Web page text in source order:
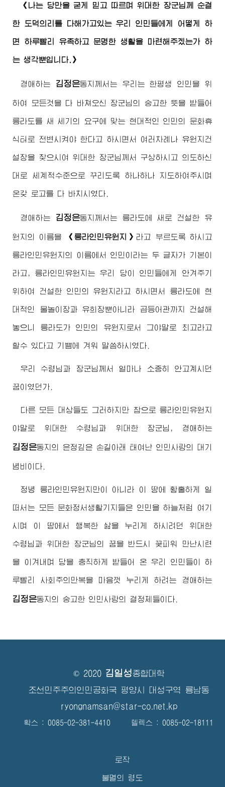
《나는 당만을 굳게 믿고 따르며위대한 장군님 께 순결
한 도덕의리를 다해가고있는 우리 인민들에게 어떻게 하
면 하루빨리 유족하고 문명한 생활을 마련해주겠는가 하
는 생각뿐입니다.》
경애하는 김정은동지 께서는 우리는 한평생 인민을 위
하여 모든것을 다 바쳐오신장군님의 숭고한 뜻을 받들어
릉라도를 새 세기의 요구에 맞는 현대적인 인민의 문화휴
식터로 전변시켜야 한다고 하시면서 여러차례나 유원지건
설장을 찾으시여위대한 장군님께서 구상하시고 의도하신
대로 세계적수준으로 꾸리도록 하나하나 지도하여주시며
온갖 로고를 다 바치시였다.
경애하는 김정은동지 께서는 릉라도에 새로 건설한 유
원지의 이름을 《릉라인민유원지》라고 부르도록 하시고
릉라인민유원지의 이름에서 인민이라는 두 글자가 기본이
라고, 릉라인민유원지는 우리 당이 인민들에게 안겨주기
위하여 건설한 인민의 유원지라고 하시면서 릉라도에 현
대적인 물놀이장과 유희장뿐아니라 곱등어관까지 건설해
놓으니 릉라도가 인민의 유원지로서 그야말로 최고라고
할수 있다고 기쁨에 겨워 말씀하시였다.
우리 수령님 과 장군님께서 얼마나 소중히 안고계시던
꿈이였던가.
다른 모든 대상들도 그러하지만 참으로 릉라인민유원지
야말로 위대한 수령님 과 위대한 장군님 , 경애하는
김정은동지 의 은정깊은 손길아래 태여난 인민사랑의 대기
념비이다.
정녕 릉라인민유원지만이 아니라 이 땅에 황홀하게 일
떠서는 모든 문화정서생활기지들은 인민을 하늘처럼 여기
시며 이 땅에서 행복한 삶을 누리게 하시려던 위대한
수령님 과 위대한 장군님 의 꿈을 반드시 꽃피워 만난시련
을 이겨내며 당을 충직하게 받들어 온 우리 인민들이 하
루빨리 사회주의만복을 마음껏 누리게 하려는 경애하는
김정은동지 의 숭고한 인민사랑의 결정체들이다.
© 2020 김일성종합대학
조선민주주의인민공화국 평양시 대성구역 룡남동
ryongnamsan@star-co.net.kp
확스 : 0085-02-381-4410 텔렉스 : 0085-02-18111
로작
불멸의 령도